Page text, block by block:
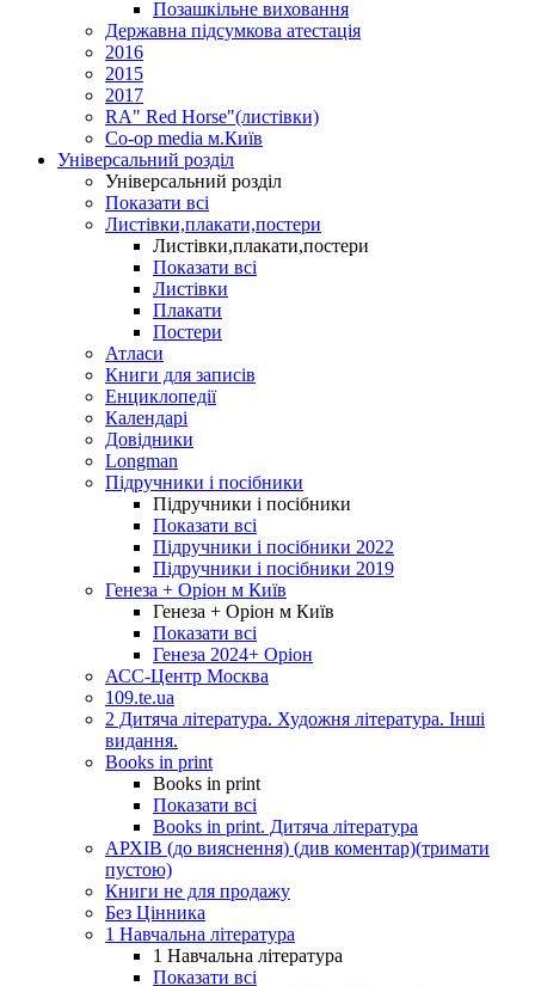
Позашкільне виховання
Державна підсумкова атестація
2016
2015
2017
RA" Red Horse"(листівки)
Co-op media м.Київ
Універсальний розділ
Універсальний розділ
Показати всі
Листівки,плакати,постери
Листівки,плакати,постери
Показати всі
Листівки
Плакати
Постери
Атласи
Книги для записів
Енциклопедії
Календарі
Довідники
Longman
Підручники і посібники
Підручники і посібники
Показати всі
Підручники і посібники 2022
Підручники і посібники 2019
Генеза + Оріон м Київ
Генеза + Оріон м Київ
Показати всі
Генеза 2024+ Оріон
АСС-Центр Москва
109.te.ua
2 Дитяча література. Художня література. Інші
видання.
Books in print
Books in print
Показати всі
Books in print. Дитяча література
АРХІВ (до вияснення) (див коментар)(тримати
пустою)
Книги не для продажу
Без Цінника
1 Навчальна література
1 Навчальна література
Показати всі